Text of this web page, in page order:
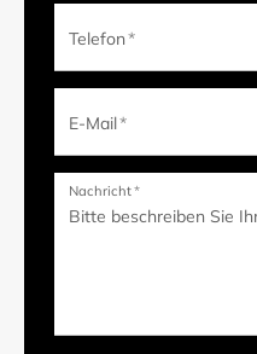
Telefon*
E-Mail*
Nachricht*